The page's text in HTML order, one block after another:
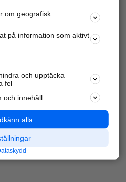
du och4 miljoner
andra
oss för att hitta rätt lokal
privatpersoner och
om geografisk
på information som aktivt
och upptäcka
fel
och innehåll
alla